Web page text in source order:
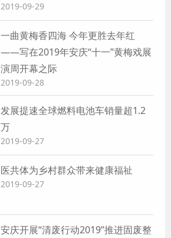
2019-09-29
一曲黄梅香四海 今年更胜去年红
——写在2019年安庆“十一”黄梅戏展
演周开幕之际
2019-09-28
发展提速全球燃料电池车销量超1.2
万
2019-09-27
医共体为乡村群众带来健康福祉
2019-09-27
安庆开展“清废行动2019”推进固废整